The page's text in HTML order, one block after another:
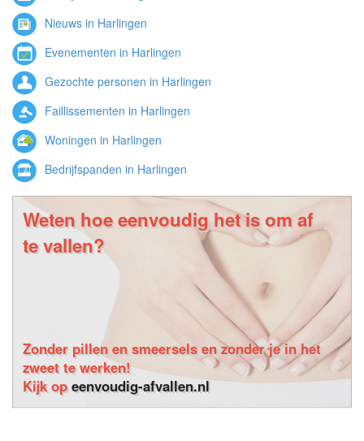
Nieuws in Harlingen
Evenementen in Harlingen
Gezochte personen in Harlingen
Faillissementen in Harlingen
Woningen in Harlingen
Bedrijfspanden in Harlingen
Weten hoe eenvoudig het is om af
te vallen?
Zonder pillen en smeersels en zonder je in het
zweet te werken!
Kijk opeenvoudig-afvallen.nl